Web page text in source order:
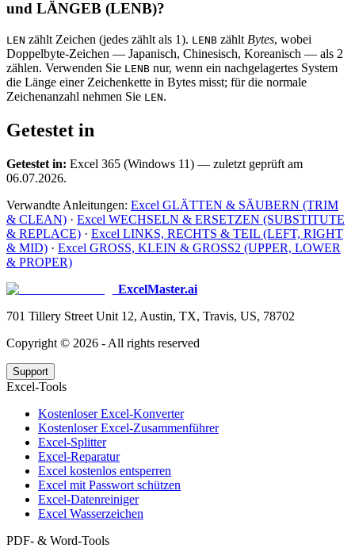
und LÄNGEB (LENB)?
LEN zählt Zeichen (jedes zählt als 1). LENB zählt Bytes, wobei
Doppelbyte-Zeichen — Japanisch, Chinesisch, Koreanisch — als 2
zählen. Verwenden Sie LENB nur, wenn ein nachgelagertes System
die Länge einer Zeichenkette in Bytes misst; für die normale
Zeichenanzahl nehmen Sie LEN.
Getestet in
Getestet in: Excel 365 (Windows 11) — zuletzt geprüft am
06.07.2026.
Verwandte Anleitungen: Excel GLÄTTEN & SÄUBERN (TRIM
& CLEAN) · Excel WECHSELN & ERSETZEN (SUBSTITUTE
& REPLACE) · Excel LINKS, RECHTS & TEIL (LEFT, RIGHT
& MID) · Excel GROSS, KLEIN & GROSS2 (UPPER, LOWER
& PROPER)
ExcelMaster.ai
701 Tillery Street Unit 12, Austin, TX, Travis, US, 78702
Copyright © 2026 - All rights reserved
Support
Excel-Tools
Kostenloser Excel-Konverter
Kostenloser Excel-Zusammenführer
Excel-Splitter
Excel-Reparatur
Excel kostenlos entsperren
Excel mit Passwort schützen
Excel-Datenreiniger
Excel Wasserzeichen
PDF- & Word-Tools